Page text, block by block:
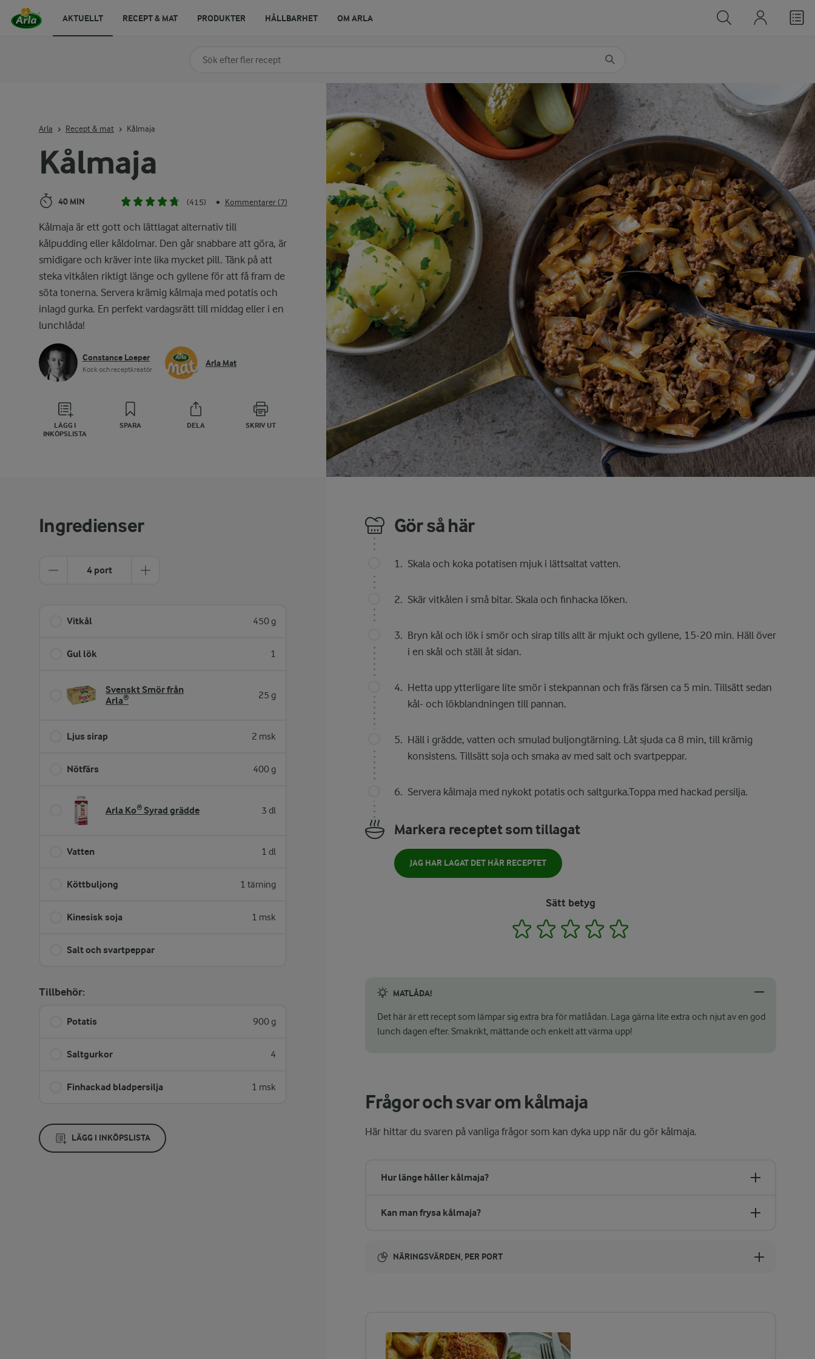
Kålmaja
40 MIN (415) • Kommentarer (7)
Kålmaja är ett gott och lättlagat alternativ till
kålpudding eller kåldolmar. Den går snabbare att göra, är
smidigare och kräver inte lika mycket pill. Tänk på att
steka vitkålen riktigt länge och gyllene för att få fram de
söta tonerna. Servera krämig kålmaja med potatis och
inlagd gurka. En perfekt vardagsrätt till middag eller i en
lunchlåda!
Constance Loeper
Kock och receptkreatör
Arla Mat
LÄGG I
INKÖPSLISTA
SPARA DELA SKRIV UT
Arla Recept & mat Kålmaja
Ingredienser
4 port
Vitkål 450 g
Gul lök 1
Svenskt Smör från
Arla®
25 g
Ljus sirap 2 msk
Nötfärs 400 g
Arla Ko® Syrad grädde 3 dl
Vatten 1 dl
Köttbuljong 1 tärning
Kinesisk soja 1 msk
Salt och svartpeppar
Tillbehör:
Potatis 900 g
Saltgurkor 4
Finhackad bladpersilja 1 msk
LÄGG I INKÖPSLISTA
Gör så här
Skala och koka potatisen mjuk i lättsaltat vatten.
Skär vitkålen i små bitar. Skala och finhacka löken.
Bryn kål och lök i smör och sirap tills allt är mjukt och gyllene, 15-20 min. Häll över
i en skål och ställ åt sidan.
Hetta upp ytterligare lite smör i stekpannan och fräs färsen ca 5 min. Tillsätt sedan
kål- och lökblandningen till pannan.
Häll i grädde, vatten och smulad buljongtärning. Låt sjuda ca 8 min, till krämig
konsistens. Tillsätt soja och smaka av med salt och svartpeppar.
Servera kålmaja med nykokt potatis och saltgurka.Toppa med hackad persilja.
Markera receptet som tillagat
JAG HAR LAGAT DET HÄR RECEPTET
Sätt betyg
1 2 3 4
MATLÅDA!
Det här är ett recept som lämpar sig extra bra för matlådan. Laga gärna lite extra och njut av en god
lunch dagen efter. Smakrikt, mättande och enkelt att värma upp!
Frågor och svar om kålmaja
Här hittar du svaren på vanliga frågor som kan dyka upp när du gör kålmaja.
Hur länge håller kålmaja?
Kan man frysa kålmaja?
NÄRINGSVÄRDEN, PER PORT
ENERGIDISTRIBUTION %
NÄRINGSVÄRDEN PER PORT
Sök på kategori eller ingrediens
AKTUELLT RECEPT & MAT PRODUKTER HÅLLBARHET OM ARLA